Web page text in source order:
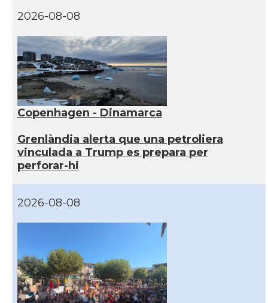
2026-08-08
Copenhagen - Dinamarca
Grenlàndia alerta que una petroliera
vinculada a Trump es prepara per
perforar-hi
2026-08-08